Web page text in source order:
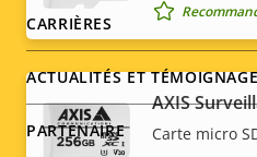
AXIS
Carte micro
CARRIÈRES
ACTUALITÉS ET
PARTENAIRE